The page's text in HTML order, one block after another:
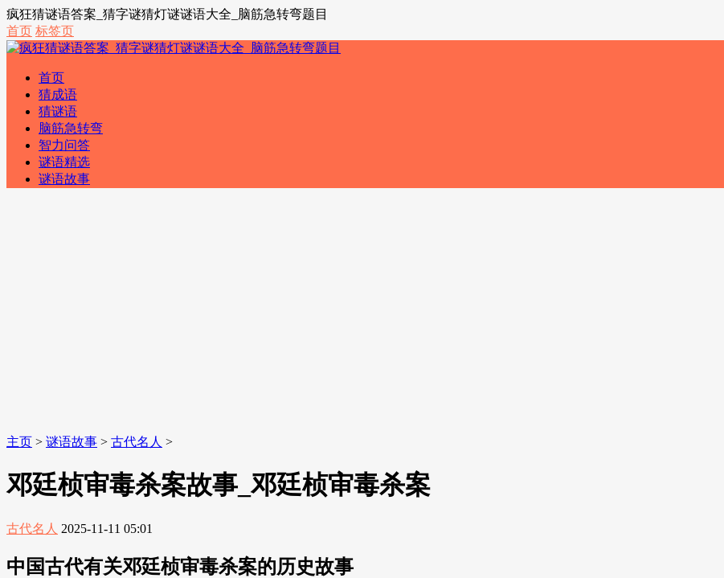
疯狂猜谜语答案_猜字谜猜灯谜谜语大全_脑筋急转弯题目
首页 标签页
首页
猜成语
猜谜语
脑筋急转弯
智力问答
谜语精选
谜语故事
主页 > 谜语故事 > 古代名人 >
邓廷桢审毒杀案故事_邓廷桢审毒杀案
古代名人 2025-11-11 05:01
中国古代有关邓廷桢审毒杀案的历史故事